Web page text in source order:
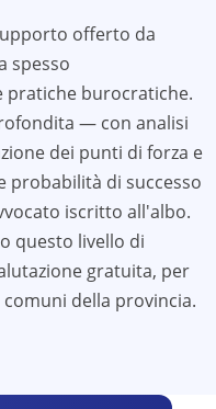
offerto da
spesso
pratiche burocratiche.
— con analisi
dei punti di forza e
probabilità di successo
iscritto all'albo.
questo livello di
gratuita, per
comuni della provincia.